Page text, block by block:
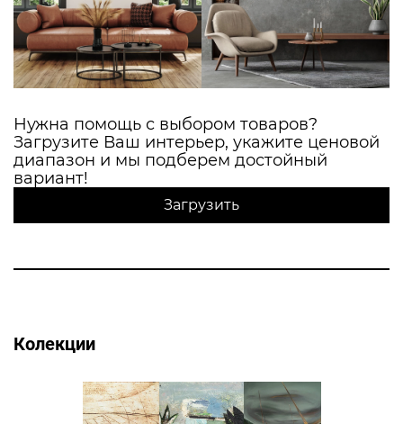
Нужна помощь с выбором товаров?
Загрузите Ваш интерьер, укажите ценовой
диапазон и мы подберем достойный
вариант!
Загрузить
Колекции